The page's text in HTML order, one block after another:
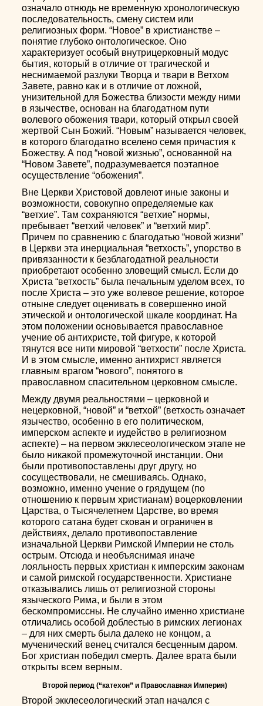
означало отнюдь не временную хронологическую
последовательность, смену систем или
религиозных форм. “Новое” в христианстве –
понятие глубоко онтологическое. Оно
характеризует особый внутрицерковный модус
бытия, который в отличие от трагической и
неснимаемой разлуки Творца и твари в Ветхом
Завете, равно как и в отличие от ложной,
унизительной для Божества близости между ними
в язычестве, основан на благодатном пути
волевого обожения твари, который открыл своей
жертвой Сын Божий. “Новым” называется человек,
в которого благодатно вселено семя причастия к
Божеству. А под “новой жизнью”, основанной на
“Новом Завете”, подразумевается поэтапное
осуществление “обожения”.
Вне Церкви Христовой довлеют иные законы и
возможности, совокупно определяемые как
“ветхие”. Там сохраняются “ветхие” нормы,
пребывает “ветхий человек” и “ветхий мир”.
Причем по сравнению с благодатью “новой жизни”
в Церкви эта инерциальная “ветхость”, упорство в
привязанности к безблагодатной реальности
приобретают особенно зловещий смысл. Если до
Христа “ветхость” была печальным уделом всех, то
после Христа – это уже волевое решение, которое
отныне следует оценивать в совершенно иной
этической и онтологической шкале координат. На
этом положении основывается православное
учение об антихристе, той фигуре, к которой
тянутся все нити мировой “ветхости” после Христа.
И в этом смысле, именно антихрист является
главным врагом “нового”, понятого в
православном спасительном церковном смысле.
Между двумя реальностями – церковной и
нецерковной, “новой” и “ветхой” (ветхость означает
язычество, особенно в его политическом,
имперском аспекте и иудейство в религиозном
аспекте) – на первом экклесеологическом этапе не
было никакой промежуточной инстанции. Они
были противопоставлены друг другу, но
сосуществовали, не смешиваясь. Однако,
возможно, именно учение о грядущем (по
отношению к первым христианам) воцерковлении
Царства, о Тысячелетнем Царстве, во время
которого сатана будет скован и ограничен в
действиях, делало противопоставление
изначальной Церкви Римской Империи не столь
острым. Отсюда и необъяснимая иначе
лояльность первых христиан к имперским законам
и самой римской государственности. Христиане
отказывались лишь от религиозной стороны
языческого Рима, и были в этом
бескомпромиссны. Не случайно именно христиане
отличались особой доблестью в римских легионах
– для них смерть была далеко не концом, а
мученический венец считался бесценным даром.
Бог христиан победил смерть. Далее врата были
открыты всем верным.
Второй период (“катехон” и Православная Империя)
Второй экклесеологический этап начался с